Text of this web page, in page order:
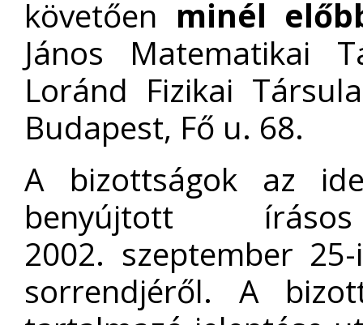
követően minél
János Matematikai
Loránd Fizikai
Budapest, Fő u. 68.
A bizottságok az
benyújtott
2002. szeptember
sorrendjéről. A